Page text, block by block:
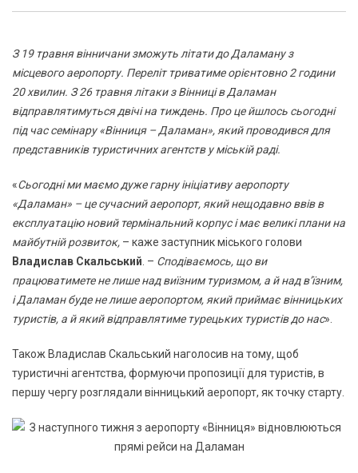
З 19 травня вінничани зможуть літати до Даламану з
місцевого аеропорту. Переліт триватиме орієнтовно 2 години
20 хвилин. З 26 травня літаки з Вінниці в Даламан
відправлятимуться двічі на тиждень. Про це йшлось сьогодні
під час семінару «Вінниця – Даламан», який проводився для
представників туристичних агентств у міській раді.
«Сьогодні ми маємо дуже гарну ініціативу аеропорту
«Даламан» – це сучасний аеропорт, який нещодавно ввів в
експлуатацію новий термінальний корпус і має великі плани на
майбутній розвиток, – каже заступник міського голови
Владислав Скальський . – Сподіваємось, що ви
працюватимете не лише над виїзним туризмом, а й над в’їзним,
і Даламан буде не лише аеропортом, який приймає вінницьких
туристів, а й який відправлятиме турецьких туристів до нас».
Також Владислав Скальський наголосив на тому, щоб
туристичні агентства, формуючи пропозиції для туристів, в
першу чергу розглядали вінницький аеропорт, як точку старту.